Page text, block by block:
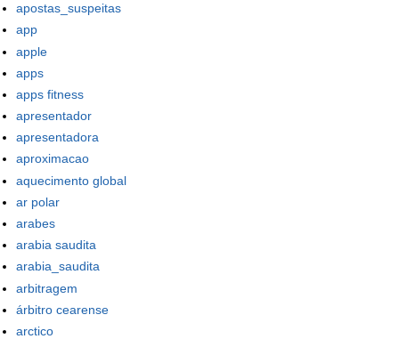
apostas_suspeitas
app
apple
apps
apps fitness
apresentador
apresentadora
aproximacao
aquecimento global
ar polar
arabes
arabia saudita
arabia_saudita
arbitragem
árbitro cearense
arctico